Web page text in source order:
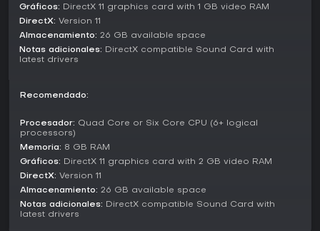
desiertos. La personalización permite equipar distintas
armaduras, armas y potenciadores para ajustar el equipo
de tu gladiador.
Story and Setting
bajo el reinado de Nero, el juego entremezcla elementos
sed de venganza personal. Los escenarios recrean la
animaciones detalladas gracias a tecnología de captura
de movimiento.
¿Merece la pena?
Gráficos: DirectX 11 graphics card with 1 GB video RAM
DirectX: Version 11
Almacenamiento: 26 GB available space
Notas adicionales: DirectX compatible Sound Card with
latest drivers
Recomendado:
Procesador: Quad Core or Six Core CPU (6+ logical
processors)
Memoria: 8 GB RAM
Gráficos: DirectX 11 graphics card with 2 GB video RAM
DirectX: Version 11
Almacenamiento: 26 GB available space
Notas adicionales: DirectX compatible Sound Card with
latest drivers